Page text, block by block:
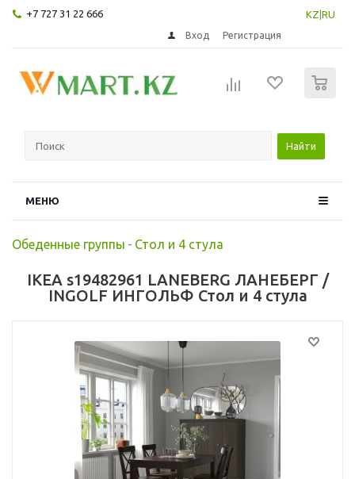
+7 727 31 22 666 KZ RU
Вход Регистрация
Найти
МЕНЮ
Обеденные группы - Стол и 4 стула
IKEA s19482961 LANEBERG ЛАНЕБЕРГ /
INGOLF ИНГОЛЬФ Стол и 4 стула